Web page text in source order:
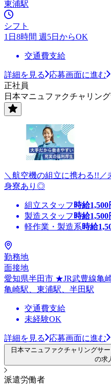
東浦駅
シフト
1日8時間 週5日からOK
交通費支給
詳細を見る
応募画面に進む
正社員
日本マニュファクチャリン
＼航空機の組立に携わる!!／
身寮あり◎
組立スタッフ 時給1,500
製造スタッフ 時給1,500
軽作業・製造系時給
勤務地
面接地
愛知県半田市 ★JR武豊線亀
亀崎駅、東浦駅、半田駅
交通費支給
未経験OK
詳細を見る 応募画面に進む
日本マニュファクチャリングサ
の求
派遣労働者